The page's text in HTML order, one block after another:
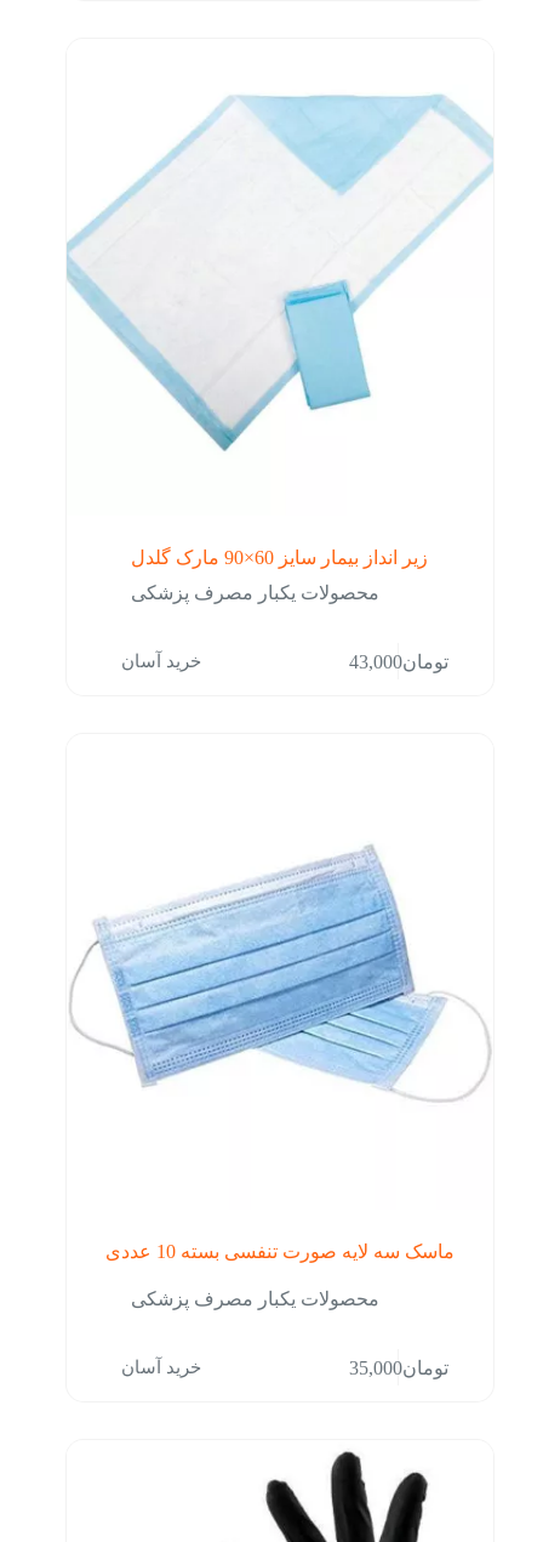
زیر انداز بیمار سایز 60×90 مارک گلدل
محصولات یکبار مصرف پزشکی
تومان43,000 خرید آسان
ماسک سه لایه صورت تنفسی بسته 10 عددی
محصولات یکبار مصرف پزشکی
تومان35,000 خرید آسان